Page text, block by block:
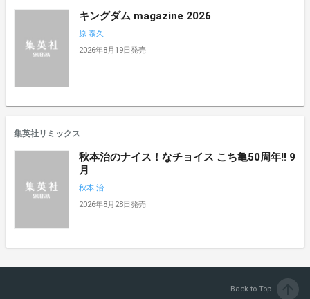
キングダム magazine 2026
原 泰久
2026年8月19日発売
集英社リミックス
秋本治のナイス！なチョイス こち亀50周年!! 9
月
秋本 治
2026年8月28日発売
Back to Top